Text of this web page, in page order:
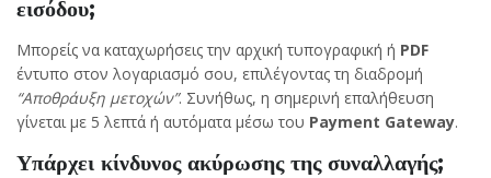
εισόδου;
Μπορείς να καταχωρήσεις την αρχική τυπογραφική ή PDF
έντυπο στον λογαριασμό σου, επιλέγοντας τη διαδρομή
“Αποθράυξη μετοχών”. Συνήθως, η σημερινή επαλήθευση
γίνεται με 5 λεπτά ή αυτόματα μέσω του Payment Gateway.
Υπάρχει κίνδυνος ακύρωσης της συναλλαγής;